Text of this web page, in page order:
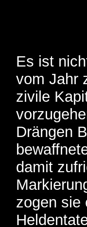
Es ist
vom Jahr
zivile
Drängen
damit
zogen sie